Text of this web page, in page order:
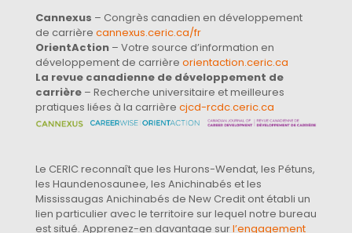
Cannexus – Congrès canadien en développement
de carrière cannexus.ceric.ca/fr
OrientAction – Votre source d’information en
développement de carrière orientaction.ceric.ca
La revue canadienne de développement de
carrière – Recherche universitaire et meilleures
pratiques liées à la carrière cjcd-rcdc.ceric.ca
Le CERIC reconnaît que les Hurons-Wendat, les Pétuns,
les Haundenosaunee, les Anichinabés et les
Mississaugas Anichinabés de New Credit ont établi un
lien particulier avec le territoire sur lequel notre bureau
est situé. Apprenez-en davantage surl’engagement